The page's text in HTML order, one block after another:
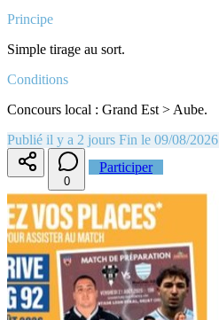
Principe
Simple tirage au sort.
Conditions
Concours local : Grand Est > Aube.
Publié il y a 2 jours Fin le 09/08/2026
0
Participer